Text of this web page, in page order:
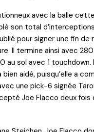
avec la balle
son total
pour signer une fin de
Il termine ainsi avec
au sol avec 1 touchdown.
bien aidé, puisqu’elle a
une pick-6 signée
Joe Flacco deux fois